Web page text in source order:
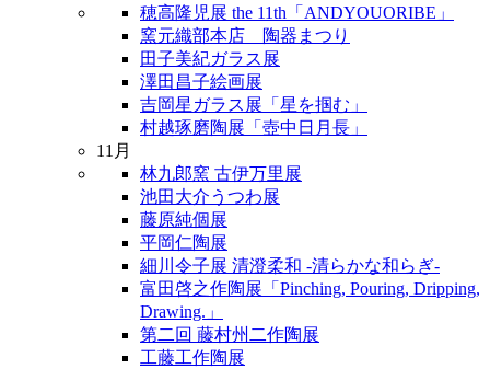
穂高隆児展 the 11th「ANDYOUORIBE」
窯元織部本店 陶器まつり
田子美紀ガラス展
澤田昌子絵画展
吉岡星ガラス展「星を掴む」
村越琢磨陶展「壺中日月長」
11月
林九郎窯 古伊万里展
池田大介うつわ展
藤原純個展
平岡仁陶展
細川令子展 清澄柔和 -清らかな和らぎ-
富田啓之作陶展「Pinching, Pouring, Dripping,
Drawing.」
第二回 藤村州二作陶展
工藤工作陶展